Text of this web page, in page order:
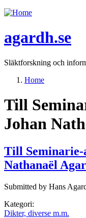
Jump to navigation
agardh.se
Släktforskning och
Home
Till
Johan
Till Seminarie-
Nathanaël
Submitted by Hans
Kategori:
Dikter, diverse m.m.